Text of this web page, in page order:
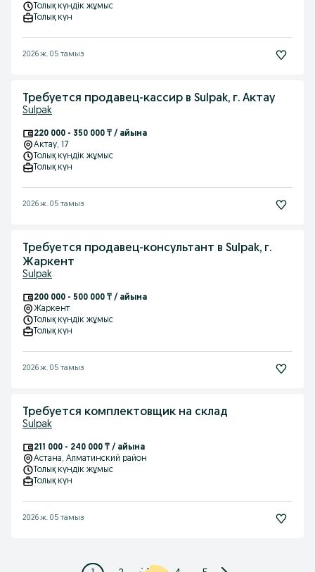
Толық күндік жұмыс
Толық күн
2026 ж. 05 тамыз
Требуется продавец-кассир в Sulpak, г. Актау
Sulpak
220 000 - 350 000 ₸ / айына
Актау, 17
Толық күндік жұмыс
Толық күн
2026 ж. 05 тамыз
Требуется продавец-консультант в Sulpak, г.
Жаркент
Sulpak
200 000 - 500 000 ₸ / айына
Жаркент
Толық күндік жұмыс
Толық күн
2026 ж. 05 тамыз
Требуется комплектовщик на склад
Sulpak
211 000 - 240 000 ₸ / айына
Астана, Алматинский район
Толық күндік жұмыс
Толық күн
2026 ж. 05 тамыз